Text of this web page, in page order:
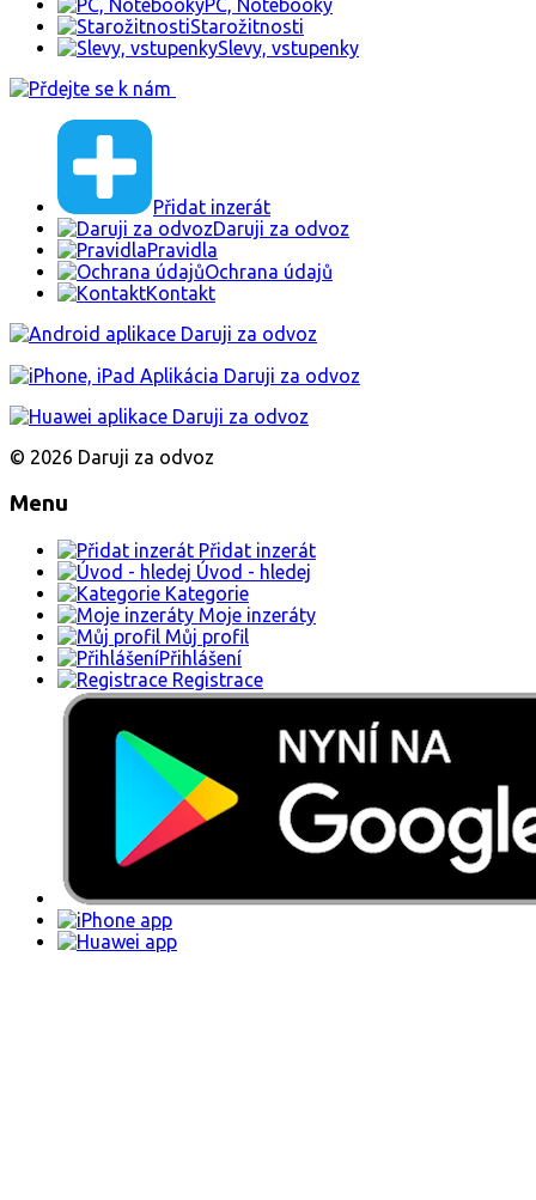
Dvě skříně
Daruji za odvoz dvě skříně. I samostatně po jedné. Obě
Daruji
Před 7 dny
Sháním
Dobry den nedaruje nekdo rozkladaci sedacku pro 5 deti
Hledám
Ostrava
293
Zobrazit nejnovější inzeráty
Automobily
Motocykly
Zvířata
Dětské zboží
Nábytek
Oblečení
Hudební nástroje
Potraviny a výrobky
Knihy
Mobilni telefony
Nářadí
PC, Notebooky
Starožitnosti
Slevy, vstupenky
Přidat inzerát
Pravidla